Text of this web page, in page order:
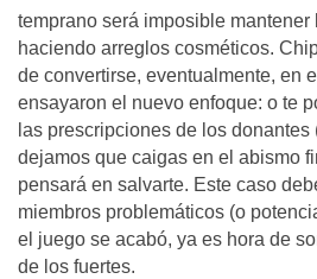
temprano será imposible mantener
haciendo arreglos cosméticos.
de convertirse, eventualmente, en
ensayaron el nuevo enfoque: o te
las prescripciones de los donantes
dejamos que caigas en el abismo
pensará en salvarte. Este caso
miembros problemáticos (o
el juego se acabó, ya es hora de
de los fuertes.